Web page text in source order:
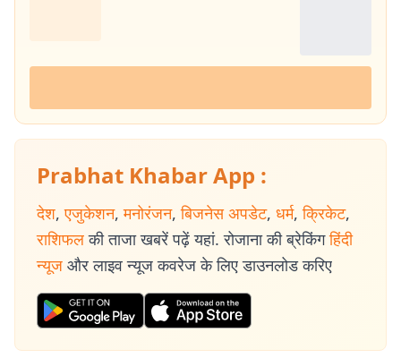
Prabhat Khabar App :
देश, एजुकेशन, मनोरंजन, बिजनेस अपडेट, धर्म, क्रिकेट,
राशिफल की ताजा खबरें पढ़ें यहां. रोजाना की ब्रेकिंग हिंदी
न्यूज और लाइव न्यूज कवरेज के लिए डाउनलोड करिए